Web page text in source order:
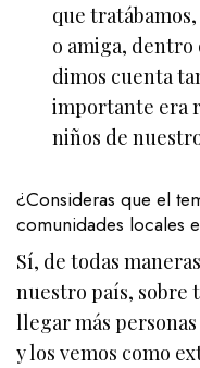
que
o amiga, dentro
dimos cuenta
importante era
niños de
¿Consideras que el
comunidades locales
Sí, de todas
nuestro país, sobre
llegar más
y los vemos como